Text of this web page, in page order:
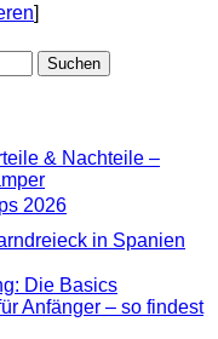
]
& Nachteile –
2026
in Spanien
Die Basics
Anfänger – so findest